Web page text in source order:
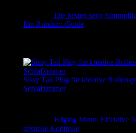
Die besten sexy
Ein Rundum-Guide
Sissy Tail Plug für kreative
Schlafzimmer
Edging Mann: Effektive
sexuelle Kontrolle